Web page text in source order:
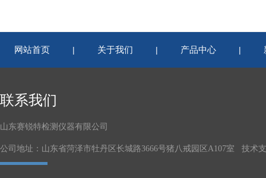
网站首页 | 关于我们 | 产品中心 |
联系我们
山东赛锐特检测仪器有限公司
公司地址：山东省菏泽市牡丹区长城路3666号猪八戒园区A107室 技术